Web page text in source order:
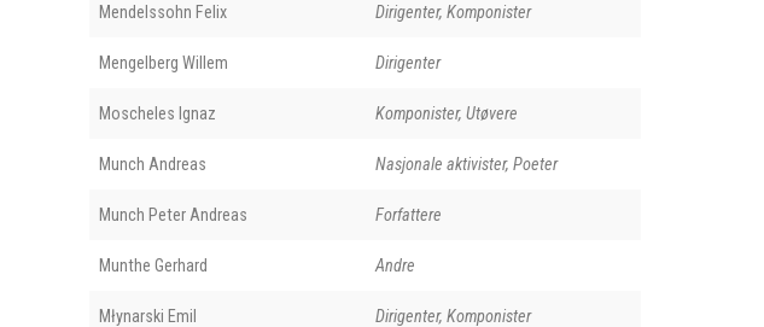
Mendelssohn Felix Dirigenter, Komponister
Mengelberg Willem Dirigenter
Moscheles Ignaz Komponister, Utøvere
Munch Andreas Nasjonale aktivister, Poeter
Munch Peter Andreas Forfattere
Munthe Gerhard Andre
Młynarski Emil Dirigenter, Komponister